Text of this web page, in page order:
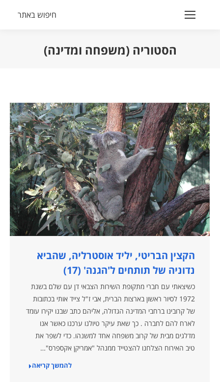
Search:
חיפוש באתר
הסטוריה (משפחה ומדינה)
הקצין הבריטי, יליד אוסטרליה, שהביא
נדוניה של תותחים ל'הגנה' (17)
כשיצאתי עם חברי מתקופת השירות הצבאי דן עם שלם בשנת
1972 לסיור ראשון בארצות הברית, אבי ז"ל צייד אותי בכתובות
של קרובינו ברחבי המדינה הגדולה, אליהם כתב שבנו יקירו עומד
לארח להם לחברה . כך שאת עיקר טיולנו ערכנו כאשר אנו
מדלגים מבית של קרוב משפחה אחד למשנהו. כדי לשפר את
טיב האירוח הצלחנו להצטייד ממנהל "אמריקן אקספרס"…
להמשך קריאה